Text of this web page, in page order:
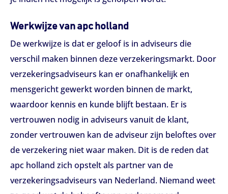
Werkwijze van apc holland
De werkwijze is dat er geloof is in adviseurs die
verschil maken binnen deze verzekeringsmarkt. Door
verzekeringsadviseurs kan er onafhankelijk en
mensgericht gewerkt worden binnen de markt,
waardoor kennis en kunde blijft bestaan. Er is
vertrouwen nodig in adviseurs vanuit de klant,
zonder vertrouwen kan de adviseur zijn beloftes over
de verzekering niet waar maken. Dit is de reden dat
apc holland zich opstelt als partner van de
verzekeringsadviseurs van Nederland. Niemand weet